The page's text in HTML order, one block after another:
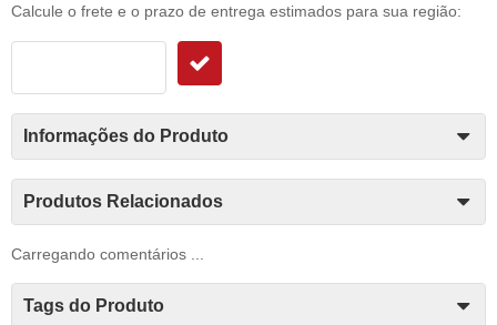
Calcule o frete e o prazo de entrega estimados para sua região:
Informações do Produto
Produtos Relacionados
Carregando comentários ...
Tags do Produto